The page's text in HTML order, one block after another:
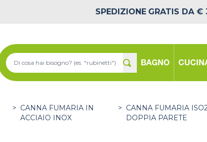
SPEDIZIONE GRATIS DA €
BAGNO
> CANNA FUMARIA IN
ACCIAIO INOX
> CANNA FUMARIA
DOPPIA PARETE